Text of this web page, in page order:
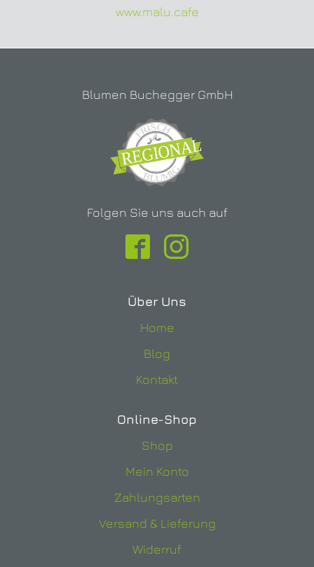
www.malu.cafe
Blumen Buchegger GmbH
Folgen Sie uns auch auf
Über Uns
Home
Blog
Kontakt
Online-Shop
Shop
Mein Konto
Zahlungsarten
Versand & Lieferung
Widerruf